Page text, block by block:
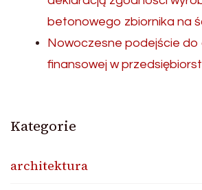
betonowego zbiornika na
Nowoczesne podejście do
finansowej w
Kategorie
architektura